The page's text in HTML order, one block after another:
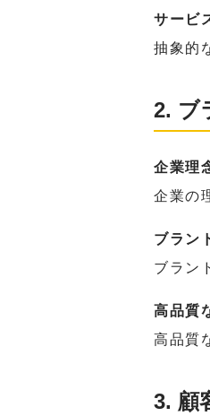
サービ
抽象的
2. ブ
企業理
企業の
ブラン
ブラン
高品質
高品質
3. 顧